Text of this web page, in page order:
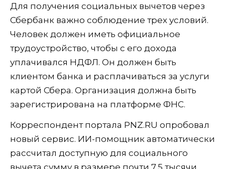
Для получения социальных вычетов через
Сбербанк важно соблюдение трех условий.
Человек должен иметь официальное
трудоустройство, чтобы с его дохода
уплачивался НДФЛ. Он должен быть
клиентом банка и расплачиваться за услуги
картой Сбера. Организация должна быть
зарегистрирована на платформе ФНС.
Корреспондент портала PNZ.RU опробовал
новый сервис. ИИ-помощник автоматически
рассчитал доступную для социального
вычета сумму в размере почти 7,5 тысячи